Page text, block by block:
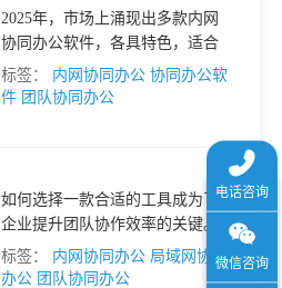
2025年，市场上涌现出多款内网
协同办公软件，各具特色，适合
不同规模和需求的团队。本文将
对几款主流的协同办公软件进行
标签： 内网协同办公 协同办公软
件 团队协同办公
如何选择一款合适的工具成为了
企业提升团队协作效率的关键。
本文将对2025年备受关注的内网
协同办公软件进行深度评测，帮
标签： 内网协同办公 局域网协同
办公 团队协同办公